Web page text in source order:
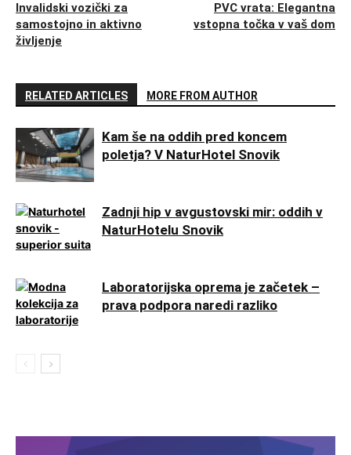
Invalidski vozički za
samostojno in aktivno
življenje
PVC vrata: Elegantna
vstopna točka v vaš dom
RELATED ARTICLES MORE FROM AUTHOR
Kam še na oddih pred koncem
poletja? V NaturHotel Snovik
Zadnji hip v avgustovski mir: oddih v
NaturHotelu Snovik
Laboratorijska oprema je začetek –
prava podpora naredi razliko